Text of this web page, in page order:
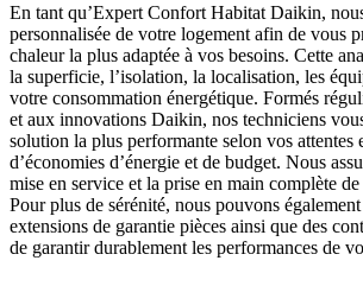
En tant qu’Expert Confort Habitat Daikin,
personnalisée de votre logement afin de vous
chaleur la plus adaptée à vos besoins. Cette
la superficie, l’isolation, la localisation, les
votre consommation énergétique. Formés
et aux innovations Daikin, nos techniciens
solution la plus performante selon vos attentes
d’économies d’énergie et de budget. Nous
mise en service et la prise en main complète
Pour plus de sérénité, nous pouvons
extensions de garantie pièces ainsi que des
de garantir durablement les performances de